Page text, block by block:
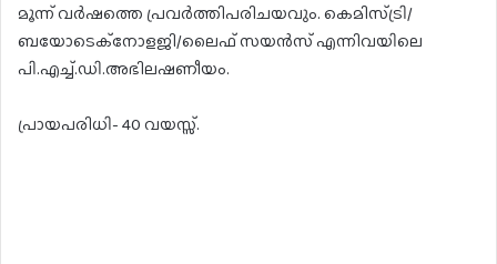
മൂന്ന് വർഷത്തെ പ്രവർത്തിപരിചയവും. കെമിസ്ട്രി/
ബയോടെക്‌നോളജി/ലൈഫ് സയൻസ് എന്നിവയിലെ
പി.എച്ച്.ഡി.അഭിലഷണീയം.
പ്രായപരിധി- 40 വയസ്സ്.